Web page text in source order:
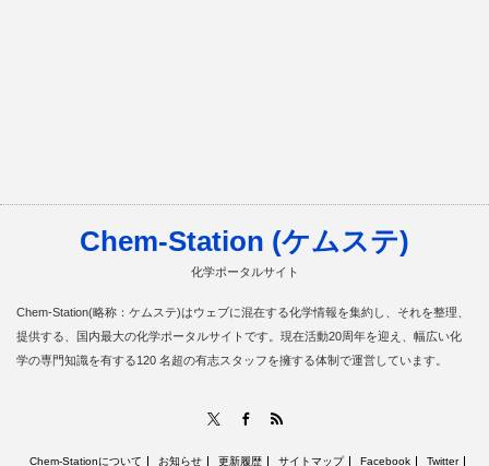
Chem-Station (ケムステ)
化学ポータルサイト
Chem-Station(略称：ケムステ)はウェブに混在する化学情報を集約し、それを整理、
提供する、国内最大の化学ポータルサイトです。現在活動20周年を迎え、幅広い化
学の専門知識を有する120 名超の有志スタッフを擁する体制で運営しています。
Facebook
Chem-Stationについて お知らせ 更新履歴 サイトマップ Facebook Twitter